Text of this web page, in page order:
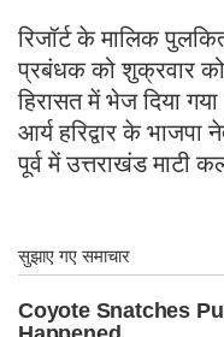
रिजॉर्ट के मालिक
प्रबंधक को शुक्रवार को
हिरासत में भेज दिया
आर्य हरिद्वार के भाजपा
पूर्व में उत्तराखंड माटी